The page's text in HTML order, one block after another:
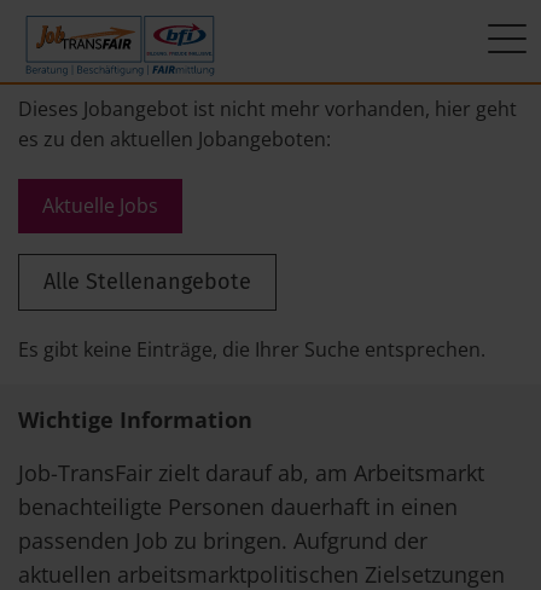
Dieses Jobangebot ist nicht mehr vorhanden, hier geht
es zu den aktuellen Jobangeboten:
Aktuelle Jobs
Alle Stellenangebote
Es gibt keine Einträge, die Ihrer Suche entsprechen.
Wichtige Information
Job-TransFair zielt darauf ab, am Arbeitsmarkt
benachteiligte Personen dauerhaft in einen
passenden Job zu bringen. Aufgrund der
aktuellen arbeitsmarktpolitischen Zielsetzungen
Mein Weg zum Job
Beschäftigung
FAIRmittlung
ÜBER UNS
KI-Manifest
Ergebnisse
Geschichte
News
Newsletter
Standorte
Interner Bereich
JobImpuls
Zeiterfassung